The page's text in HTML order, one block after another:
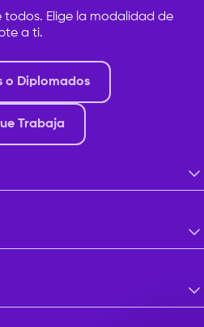
todos. Elige la modalidad de
a ti.
o Diplomados
Trabaja